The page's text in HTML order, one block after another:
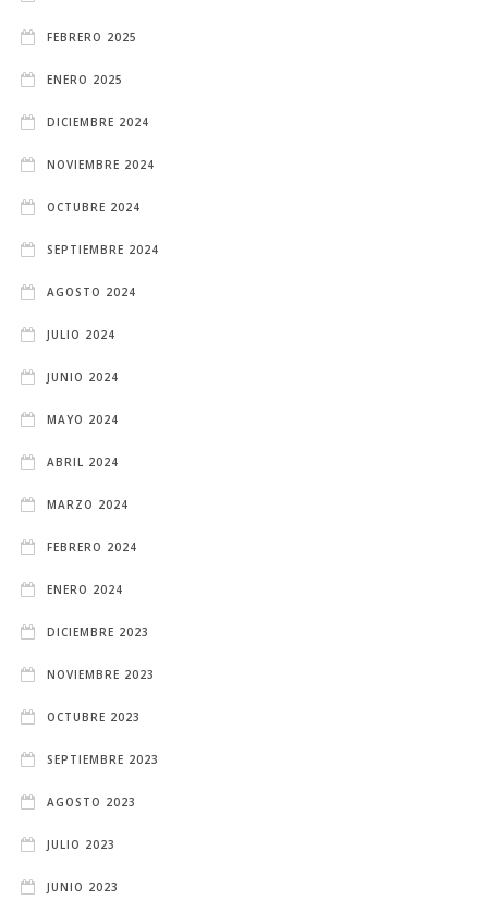
FEBRERO 2025
ENERO 2025
DICIEMBRE 2024
NOVIEMBRE 2024
OCTUBRE 2024
SEPTIEMBRE 2024
AGOSTO 2024
JULIO 2024
JUNIO 2024
MAYO 2024
ABRIL 2024
MARZO 2024
FEBRERO 2024
ENERO 2024
DICIEMBRE 2023
NOVIEMBRE 2023
OCTUBRE 2023
SEPTIEMBRE 2023
AGOSTO 2023
JULIO 2023
JUNIO 2023